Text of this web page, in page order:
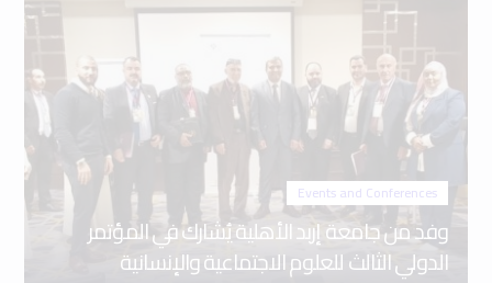
Events and Conferences
وفد من جامعة إربد الأهلية يُشارك في المؤتمر
الدولي الثالث للعلوم الاجتماعية والإنسانية